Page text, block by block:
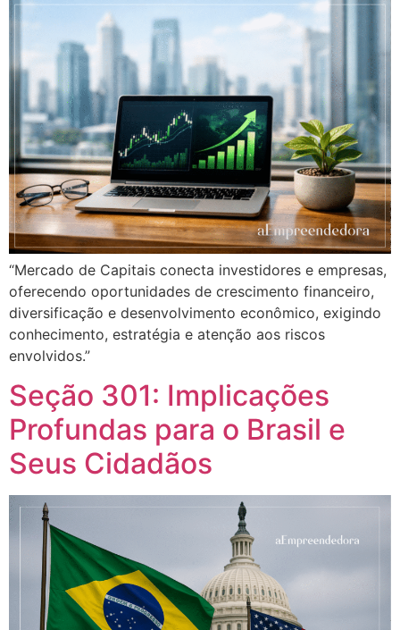
“Mercado de Capitais conecta investidores e empresas,
oferecendo oportunidades de crescimento financeiro,
diversificação e desenvolvimento econômico, exigindo
conhecimento, estratégia e atenção aos riscos
envolvidos.”
Seção 301: Implicações
Profundas para o Brasil e
Seus Cidadãos